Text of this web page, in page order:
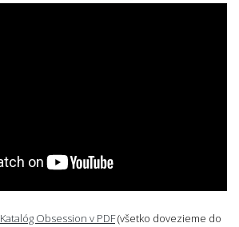
Katalóg Obsession v PDF(všetko dovezieme do